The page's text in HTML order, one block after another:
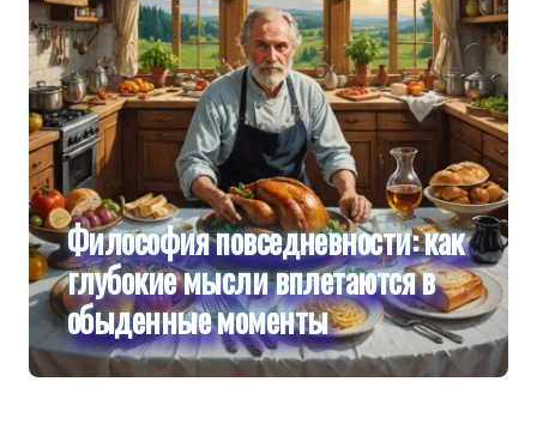
Философия повседневности: как
глубокие мысли вплетаются в
обыденные моменты